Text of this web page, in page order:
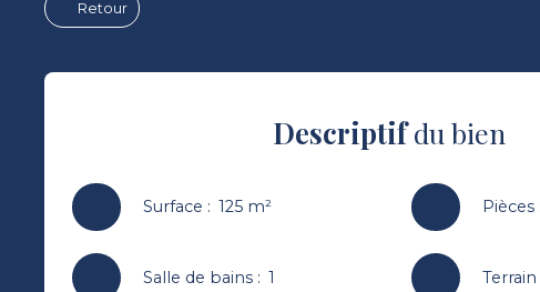
Retour
Descriptifdu bien
Surface : 125 m² Pièces:
Salle de bains: 1 Terrain